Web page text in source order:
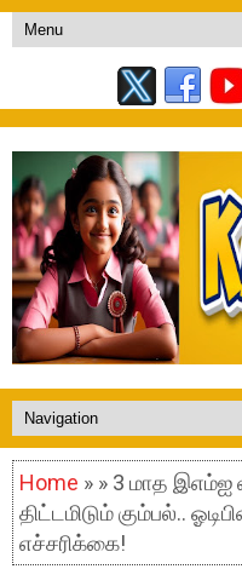
Home » » 3 மாத இஎம்ஐ
திட்டமிடும் கும்பல்..
எச்சரிக்கை!